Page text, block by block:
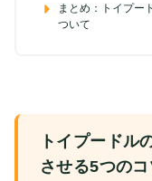
まとめ：トイプー
ついて
トイプードル
させる5つのコ